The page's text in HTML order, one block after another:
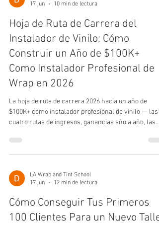
17 jun
10 min de lectura
Hoja de Ruta de Carrera del
Instalador de Vinilo: Cómo
Construir un Año de $100K+
Como Instalador Profesional de
Wrap en 2026
La hoja de ruta de carrera 2026 hacia un año de
$100K+ como instalador profesional de vinilo — las
cuatro rutas de ingresos, ganancias año a año, las
certificaciones que importan y un plan de 36 meses
desde la primera espátula hasta un ingreso de seis
LA Wrap and Tint School
17 jun
12 min de lectura
Cómo Conseguir Tus Primeros
100 Clientes Para un Nuevo Taller